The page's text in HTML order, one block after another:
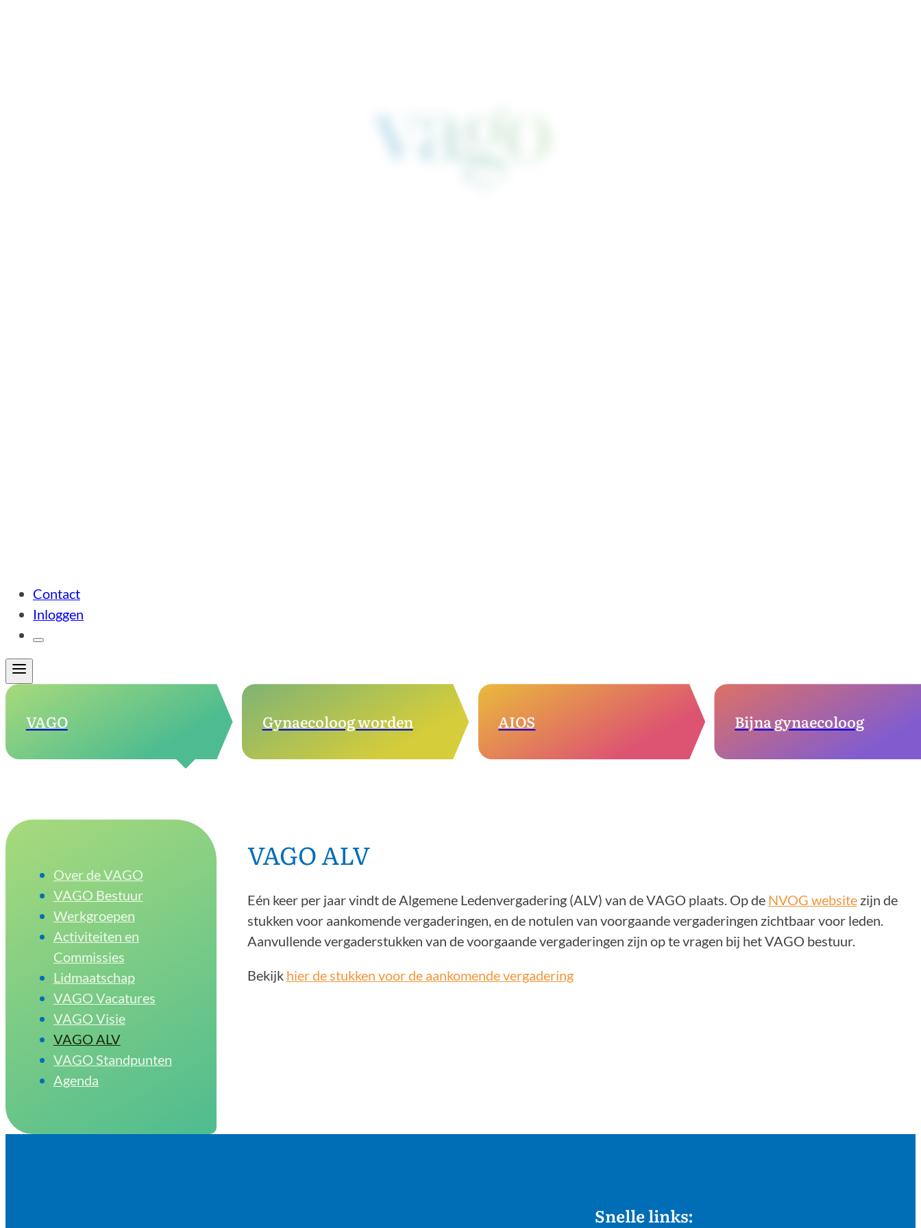
Contact
Inloggen
VAGO Gynaecoloog worden AIOS Bijna gynaecoloog
Over de VAGO
VAGO Bestuur
Werkgroepen
Activiteiten en
Commissies
Lidmaatschap
VAGO Vacatures
VAGO Visie
VAGO ALV
VAGO Standpunten
Agenda
VAGO ALV
Eén keer per jaar vindt de Algemene Ledenvergadering (ALV) van de VAGO plaats. Op de NVOG websitezijn de
stukken voor aankomende vergaderingen, en de notulen van voorgaande vergaderingen zichtbaar voor leden.
Aanvullende vergaderstukken van de voorgaande vergaderingen zijn op te vragen bij het VAGO bestuur.
Bekijk hier de stukken voor de aankomende vergadering
Snelle links: